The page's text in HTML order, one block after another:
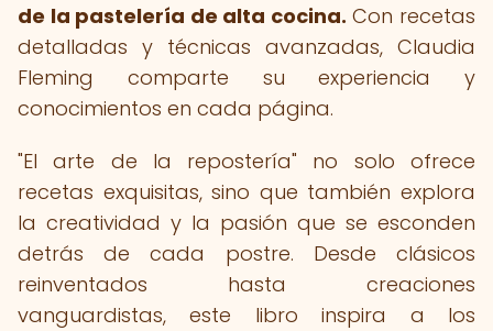
de la pastelería de alta cocina. Con recetas
detalladas y técnicas avanzadas, Claudia
Fleming comparte su experiencia y
conocimientos en cada página.
"El arte de la repostería" no solo ofrece
recetas exquisitas, sino que también explora
la creatividad y la pasión que se esconden
detrás de cada postre. Desde clásicos
reinventados hasta creaciones
vanguardistas, este libro inspira a los